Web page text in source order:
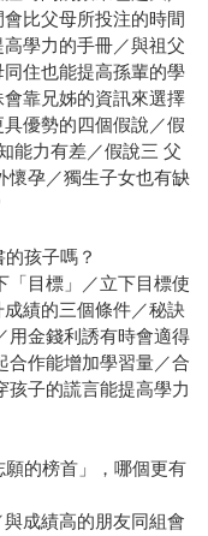
比父母所投注的時間
學力的手冊／與祖父
住也能提高孫輩的學
靠兄姊的資訊來選擇
優勢的四個假說／假
能力有差／假說三 父
懷孕／獨生子女也有缺
孩子嗎？
「目標」／立下目標使
績的三個條件／秘訣
用金錢利誘有時會適得
合作能增加學習量／合
孩子的謊言能提高學力
的榜首」，哪個更有
成績高的朋友同組會